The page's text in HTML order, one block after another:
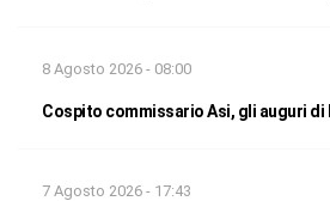
8 Agosto 2026 - 08:00
Cospito commissario Asi, gli auguri di
7 Agosto 2026 - 17:43